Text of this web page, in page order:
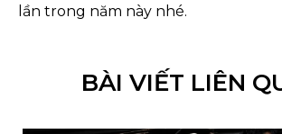
lần trong năm này nhé.
BÀI VIẾT LIÊN